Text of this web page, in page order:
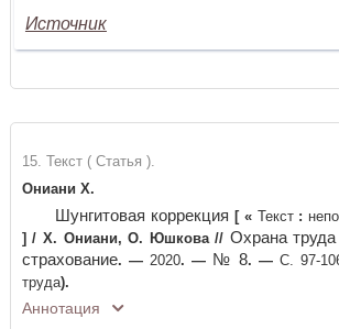
Источник
15. Текст ( Статья ).
Ониани Х.
Шунгитовая коррекция [ «Текст :
] / Х. Ониани, О. Юшкова // Охрана
страхование. —2020. — № 8. — С. 97-
труда).
Аннотация